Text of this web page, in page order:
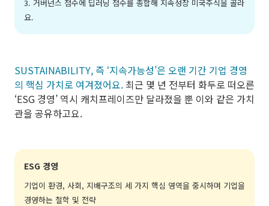
3. 거버넌스 점수에 딥러닝 점수를 종합해 지속성장 미국주식을 골라
요.
SUSTAINABILITY, 즉 ‘지속가능성’은 오랜 기간 기업 경영
의 핵심 가치로 여겨졌어요. 최근 몇 년 전부터 화두로 떠오른
‘ESG 경영’ 역시 캐치프레이즈만 달라졌을 뿐 이와 같은 가치
관을 공유하고요.
ESG 경영
기업이 환경, 사회, 지배구조의 세 가지 핵심 영역을 중시하며 기업을
경영하는 철학 및 전략